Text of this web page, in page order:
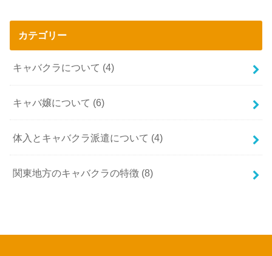
カテゴリー
キャバクラについて (4)
キャバ嬢について (6)
体入とキャバクラ派遣について (4)
関東地方のキャバクラの特徴 (8)